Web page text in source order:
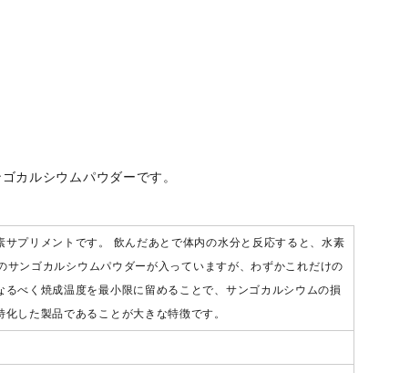
カルシウムパウダーです。
プリメントです。 飲んだあとで体内の水分と反応すると、水素
ンゴカルシウムパウダーが入っていますが、わずかこれだけの
べく焼成温度を最小限に留めることで、サンゴカルシウムの損
した製品であることが大きな特徴です。